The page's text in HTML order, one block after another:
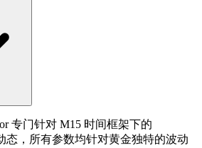
专门针对 M15 时间框架下的
态，所有参数均针对黄金独特的波动